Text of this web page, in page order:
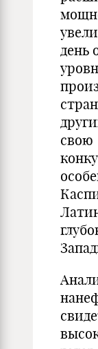
день
свою